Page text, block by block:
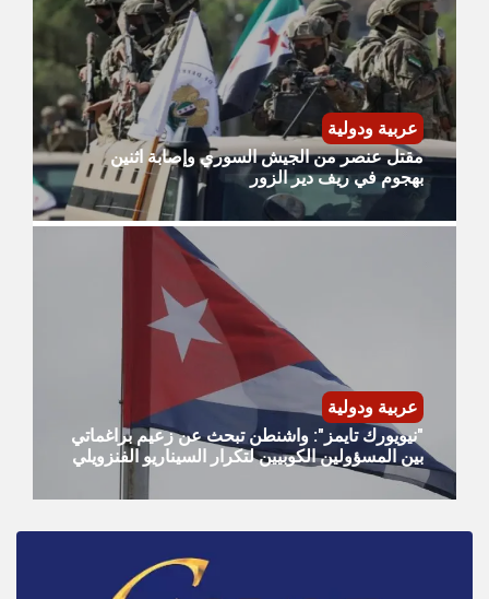
عربية ودولية
مقتل عنصر من الجيش السوري وإصابة اثنين
بهجوم في ريف دير الزور
عربية ودولية
"نيويورك تايمز": واشنطن تبحث عن زعيم براغماتي
بين المسؤولين الكوبيين لتكرار السيناريو الفنزويلي